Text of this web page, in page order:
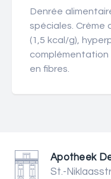
Denrée
spéciales. Crème
(1,5 kcal/g),
complémentation
en fibres.
Apotheek
St.-